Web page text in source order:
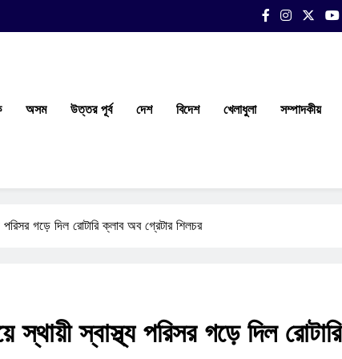
অসম উত্তর পূর্ব দেশ বিদেশ খেলাধুলা সম্পাদকীয়
পরিসর গড়ে দিল রোটারি ক্লাব অব গ্রেটার শিলচর
স্থায়ী স্বাস্থ্য পরিসর গড়ে দিল রোটারি